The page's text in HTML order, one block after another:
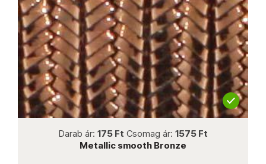
Darab ár: 175 Ft Csomag ár: 1575 Ft
Metallic smooth Bronze